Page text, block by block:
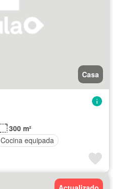
Casa
300 m²
Cocina equipada